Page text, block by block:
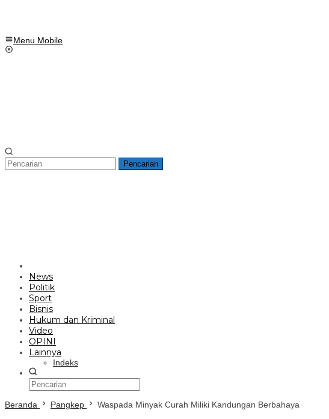
Menu Mobile
Pencarian
News
Politik
Sport
Bisnis
Hukum dan Kriminal
Video
OPINI
Lainnya
Indeks
Beranda Pangkep Waspada Minyak Curah Miliki Kandungan Berbahaya